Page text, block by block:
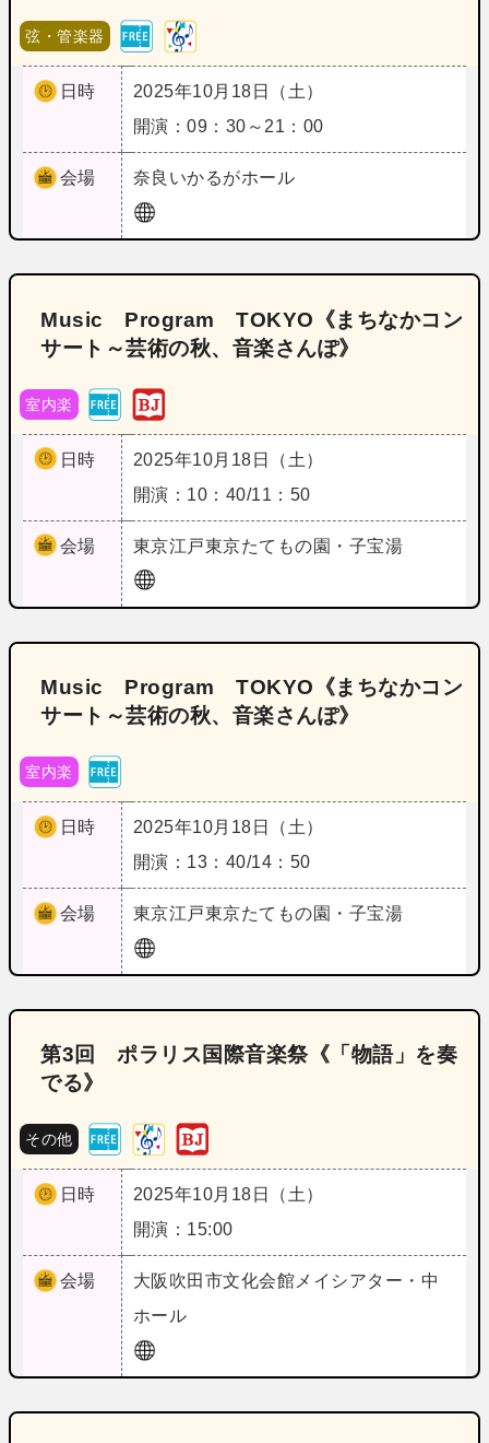
弦・管楽器
日時
2025年10月18日（土）
開演：09：30～21：00
会場 奈良 いかるがホール
Music Program TOKYO《まちなかコン
サート～芸術の秋、音楽さんぽ》
室内楽
日時
2025年10月18日（土）
開演：10：40/11：50
会場 東京江戸東京たてもの園・子宝湯
Music Program TOKYO《まちなかコン
サート～芸術の秋、音楽さんぽ》
室内楽
日時
2025年10月18日（土）
開演：13：40/14：50
会場 東京江戸東京たてもの園・子宝湯
第3回 ポラリス国際音楽祭《「物語」を奏
でる》
その他
日時
2025年10月18日（土）
開演：15:00
会場 大阪 吹田市文化会館メイシアター・中
ホール